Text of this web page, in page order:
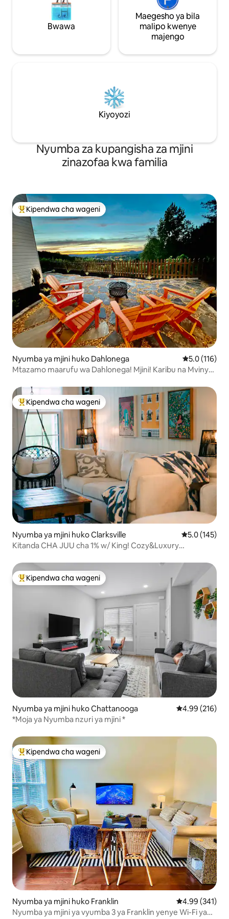
Bwawa
Maegesho ya bila
malipo kwenye
majengo
Kiyoyozi
Nyumba za kupangisha za mjini
zinazofaa kwa familia
Kipendwa maarufu cha wageni
Kipendwa cha wageni
Nyumba ya mjini huko Dahlonega Ukadiriaji wa
5.0 (116)
Mtazamo maarufu wa Dahlonega! Mjini! Karibu na Mvinyo,
Kipendwa maarufu cha wageni
Kipendwa cha wageni
Nyumba ya mjini huko Clarksville Ukadiriaji wa
5.0 (145)
Kitanda CHA JUU cha 1% w/ King! Cozy&Luxury
Kipendwa maarufu cha wageni
Kipendwa cha wageni
Nyumba ya mjini huko Chattanooga Ukadiriaji wa
4.99 (216)
*Moja ya Nyumba nzuri ya mjini *
Kipendwa maarufu cha wageni
Kipendwa cha wageni
Nyumba ya mjini huko Franklin Ukadiriaji wa
4.99 (341)
Nyumba ya mjini ya vyumba 3 ya Franklin yenye Wi-Fi ya